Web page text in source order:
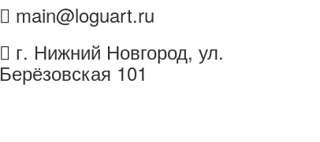
main@loguart.ru
г. Нижний Новгород, ул.
Берёзовская 101